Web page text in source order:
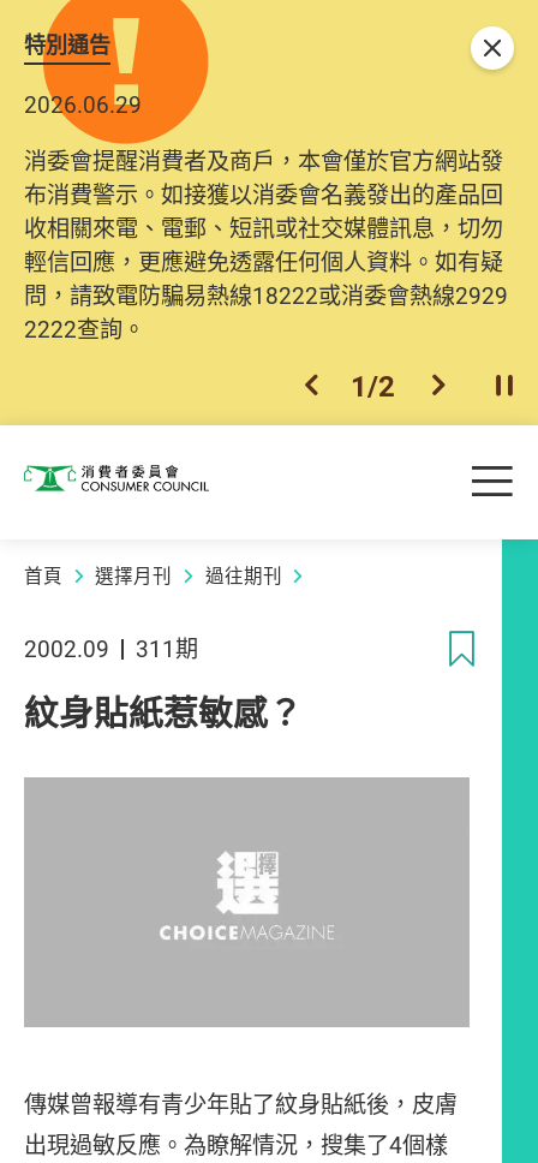
特別通告
2026.06.29
消委會提醒消費者及商戶，本會僅於官方網站發
布消費警示。如接獲以消委會名義發出的產品回
收相關來電、電郵、短訊或社交媒體訊息，切勿
輕信回應，更應避免透露任何個人資料。如有疑
問，請致電防騙易熱線18222或消委會熱線2929
2222查詢。
上一個
1/2 下一個開
關閉
消費者委員會 目
首頁 選擇月刊 過往期刊
2002.09 311期
紋身貼紙惹敏感？
傳媒曾報導有青少年貼了紋身貼紙後，皮膚
出現過敏反應。為瞭解情況，搜集了4個樣